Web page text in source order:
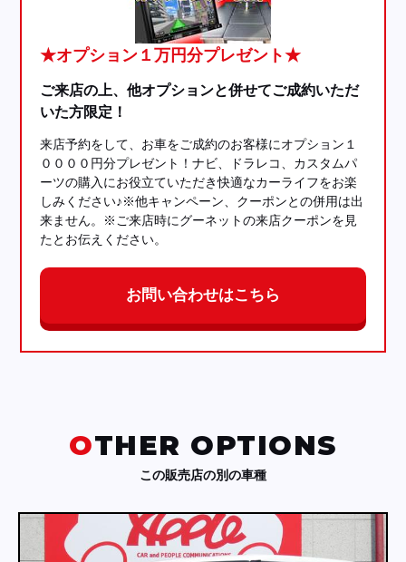
★オプション１万円分プレゼント★
ご来店の上、他オプションと併せてご成約いただ
いた方限定！
来店予約をして、お車をご成約のお客様にオプション１
００００円分プレゼント！ナビ、ドラレコ、カスタムパ
ーツの購入にお役立ていただき快適なカーライフをお楽
しみください♪※他キャンペーン、クーポンとの併用は出
来ません。※ご来店時にグーネットの来店クーポンを見
たとお伝えください。
お問い合わせはこちら
OTHER OPTIONS
この販売店の別の車種